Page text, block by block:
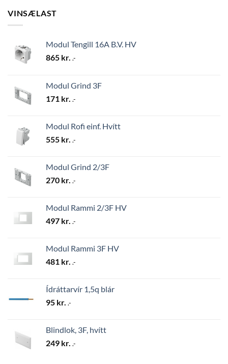
VINSÆLAST
Modul Tengill 16A B.V. HV
865 kr. .-
Modul Grind 3F
171 kr. .-
Modul Rofi einf. Hvítt
555 kr. .-
Modul Grind 2/3F
270 kr. .-
Modul Rammi 2/3F HV
497 kr. .-
Modul Rammi 3F HV
481 kr. .-
Ídráttarvír 1,5q blár
95 kr. .-
Blindlok, 3F, hvítt
249 kr. .-